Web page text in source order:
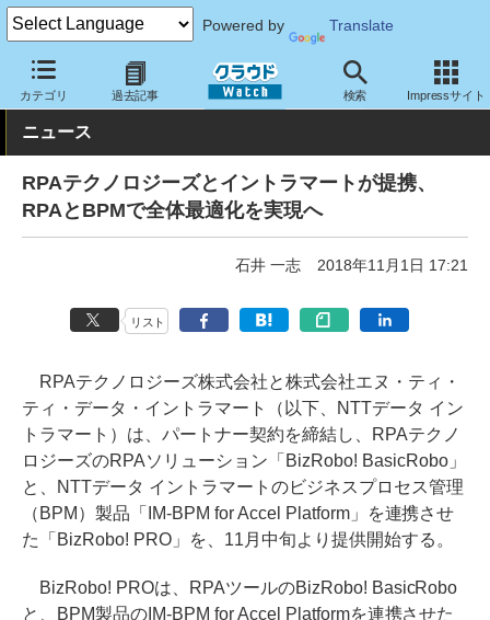
Powered by Translate
カテゴリ 過去記事 検索 Impressサイト
クラウド Watch トピック 協業・提携 国内
ニュース
RPAテクノロジーズとイントラマートが提携、
RPAとBPMで全体最適化を実現へ
石井 一志 2018年11月1日 17:21
リスト
RPAテクノロジーズ株式会社と株式会社エヌ・ティ・
ティ・データ・イントラマート（以下、NTTデータ イン
トラマート）は、パートナー契約を締結し、RPAテクノ
ロジーズのRPAソリューション「BizRobo! BasicRobo」
と、NTTデータ イントラマートのビジネスプロセス管理
（BPM）製品「IM-BPM for Accel Platform」を連携させ
た「BizRobo! PRO」を、11月中旬より提供開始する。
BizRobo! PROは、RPAツールのBizRobo! BasicRobo
と、BPM製品のIM-BPM for Accel Platformを連携させた